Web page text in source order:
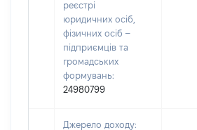
реєстрі
юридичних осіб,
фізичних осіб –
підприємців та
громадських
формувань:
24980799
Джерело доходу: